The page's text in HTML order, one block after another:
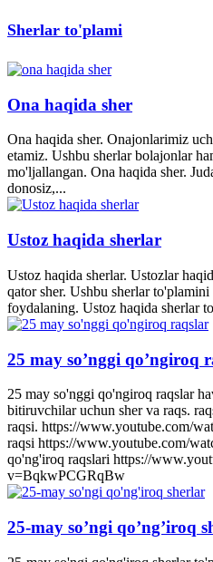
Sherlar to'plami
Ona haqida sher
Ona haqida sher. Onajonlarimiz
etamiz. Ushbu sherlar bolajonlar
mo'ljallangan. Ona haqida sher.
donosiz,...
Ustoz haqida sherlar
Ustoz haqida sherlar. Ustozlar
qator sher. Ushbu sherlar
foydalaning. Ustoz haqida sherlar
25 may so’nggi qo’ngiroq
25 may so'nggi qo'ngiroq raqslar
bitiruvchilar uchun sher va raqs.
raqsi. https://www.youtube.com/
raqsi https://www.youtube.com/
qo'ng'iroq raqslari https://
v=BqkwPCGRqBw
25-may so’ngi qo’ng’iroq